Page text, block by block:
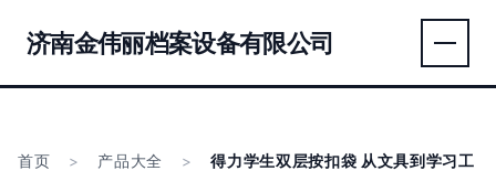
济南金伟丽档案设备有限公司
首页 > 产品大全 >
得力学生双层按扣袋 从文具到学习工